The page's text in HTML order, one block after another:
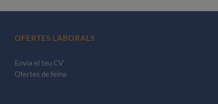
OFERTES LABORALS
Envia el teu CV
Ofertes de feina